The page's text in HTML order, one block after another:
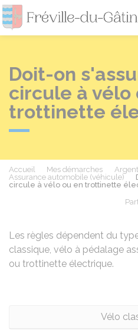
Doit-on
circule à vélo
trottinette
Accueil Mes démarches
Assurance automobile (véhicule)
circule à vélo ou en trottinette
Les règles dépendent du
classique, vélo à pédalage
ou trottinette électrique.
Vélo